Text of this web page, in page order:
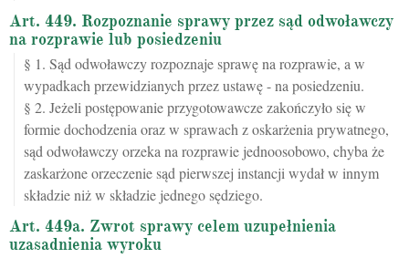
Art. 449. Rozpoznanie sprawy przez sąd odwoławczy
na rozprawie lub posiedzeniu
§ 1. Sąd odwoławczy rozpoznaje sprawę na rozprawie, a w
wypadkach przewidzianych przez ustawę - na posiedzeniu.
§ 2. Jeżeli postępowanie przygotowawcze zakończyło się w
formie dochodzenia oraz w sprawach z oskarżenia prywatnego,
sąd odwoławczy orzeka na rozprawie jednoosobowo, chyba że
zaskarżone orzeczenie sąd pierwszej instancji wydał w innym
składzie niż w składzie jednego sędziego.
Art. 449a. Zwrot sprawy celem uzupełnienia
uzasadnienia wyroku